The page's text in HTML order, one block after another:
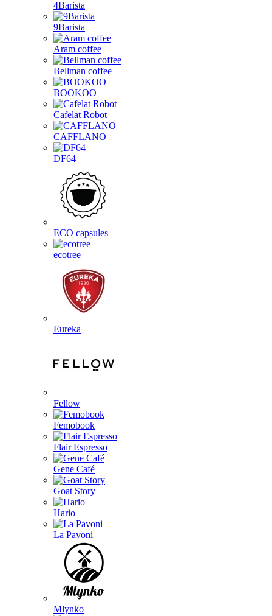
4Barista
9Barista
Aram coffee
Bellman coffee
BOOKOO
Cafelat Robot
CAFFLANO
DF64
ECO capsules
ecotree
Eureka
Fellow
Femobook
Flair Espresso
Gene Café
Goat Story
Hario
La Pavoni
Mlynko